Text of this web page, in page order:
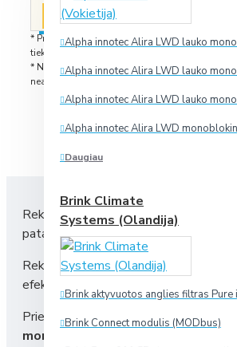
Alpha innotec Alira LWD lauko
Alpha innotec Alira LWD lauko
Alpha innotec Alira LWD lauko
Alpha innotec Alira LWD
Daugiau
Brink Climate
Systems (Olandija)
Brink aktyvuotos anglies filtras Pure
Brink Connect modulis (MODbus)
PIGIAU?
pateiksime dar
* Prekes, esančias sandėlyje, pristatome per
tiekimas iš gamyklos įprastai užtrunka 1-2
* Nuotraukose matomi priedai nebūtinai yra
neatitikti tikrosios.
Rekuperatoriaus filtrus
patalpų oro kokybę,
Rekuperatoriaus filtras yra
efektyvumą.
Prieš keičiant filtrus rekomenduojama
montavimo vietą